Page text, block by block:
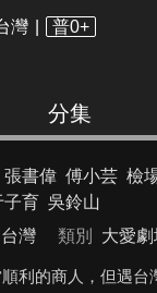
灣 普0+
分集
張書偉 傅小芸 檢
子育 吳鈴山
台灣 類別 大愛
利的商人，但遇台